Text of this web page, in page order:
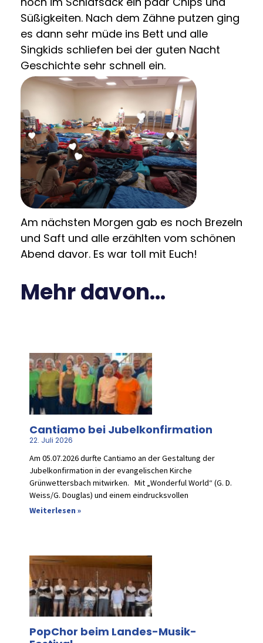
Süßigkeiten. Nach dem Zähne putzen ging
es dann sehr müde ins Bett und alle
Singkids schliefen bei der guten Nacht
Geschichte sehr schnell ein.
Am nächsten Morgen gab es noch Brezeln
und Saft und alle erzählten vom schönen
Abend davor. Es war toll mit Euch!
Mehr davon...
Cantiamo bei Jubelkonfirmation
22. Juli 2026
Am 05.07.2026 durfte Cantiamo an der Gestaltung der
Jubelkonfirmation in der evangelischen Kirche
Grünwettersbach mitwirken. Mit „Wonderful World“ (G. D.
Weiss/G. Douglas) und einem eindrucksvollen
Weiterlesen »
PopChor beim Landes-Musik-